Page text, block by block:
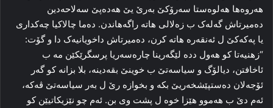
ھەروەھا ھەلوەستا سەرۆکێ بەرێ یێ ھەدەپێ سەلاحەدین
دەمیرتاش گەلەک ب زەلالی ھاتە راگەھاندن. دەما چالاکیا چەکداری
یا پەکەکێ ل ئەنقەرە ھاتە کرن، دەمیرتاش داخویانیەک دا و گۆت:
“زھنیەتا کو ھەول ددە لێگەرینا چارەسەریا پرسگرێکێن مە ب
ئاخافتن، دیالۆگ و سیاسەتێ ب خوینێ بقەدینە، بلا بزانە کو گەر
ئۆجەلان دەستپێشخەریێ بکە و بخوازە رێ ل بەر سیاسەتێ ڤەکە،
ئەم دێ ب ھەموو ھێزا خوە ل پشت وی بن. ئەم چو نێزیکاتیێن کو